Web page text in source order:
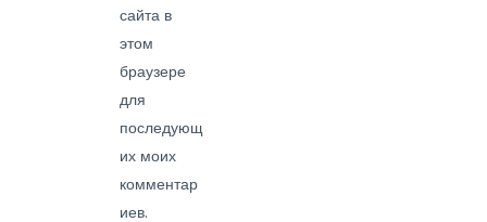
сайта в
этом
браузере
для
последующ
их моих
комментар
иев.